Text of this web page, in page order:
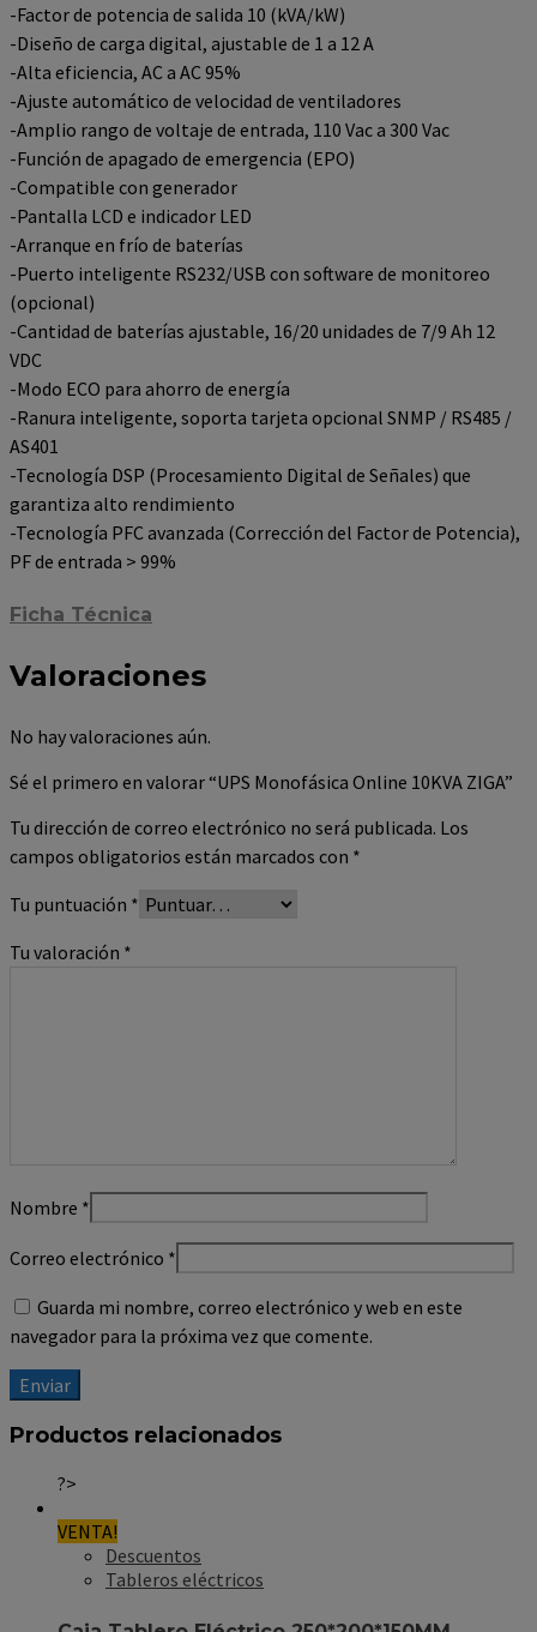
-Factor de potencia de salida 10 (kVA/kW)
-Diseño de carga digital, ajustable de 1 a 12 A
-Alta eficiencia, AC a AC 95%
-Ajuste automático de velocidad de ventiladores
-Amplio rango de voltaje de entrada, 110 Vac a 300 Vac
-Función de apagado de emergencia (EPO)
-Compatible con generador
-Pantalla LCD e indicador LED
-Arranque en frío de baterías
-Puerto inteligente RS232/USB con software de monitoreo
(opcional)
-Cantidad de baterías ajustable, 16/20 unidades de 7/9 Ah 12
VDC
-Modo ECO para ahorro de energía
-Ranura inteligente, soporta tarjeta opcional SNMP / RS485 /
AS401
-Tecnología DSP (Procesamiento Digital de Señales) que
garantiza alto rendimiento
-Tecnología PFC avanzada (Corrección del Factor de Potencia),
PF de entrada > 99%
Ficha Técnica
Valoraciones
No hay valoraciones aún.
Sé el primero en valorar “UPS Monofásica Online 10KVA ZIGA”
Tu dirección de correo electrónico no será publicada. Los
campos obligatorios están marcados con *
Tu puntuación *
Tu valoración *
Nombre *
Correo electrónico *
Guarda mi nombre, correo electrónico y web en este
navegador para la próxima vez que comente.
Productos relacionados
?>
VENTA!
Descuentos
Tableros eléctricos